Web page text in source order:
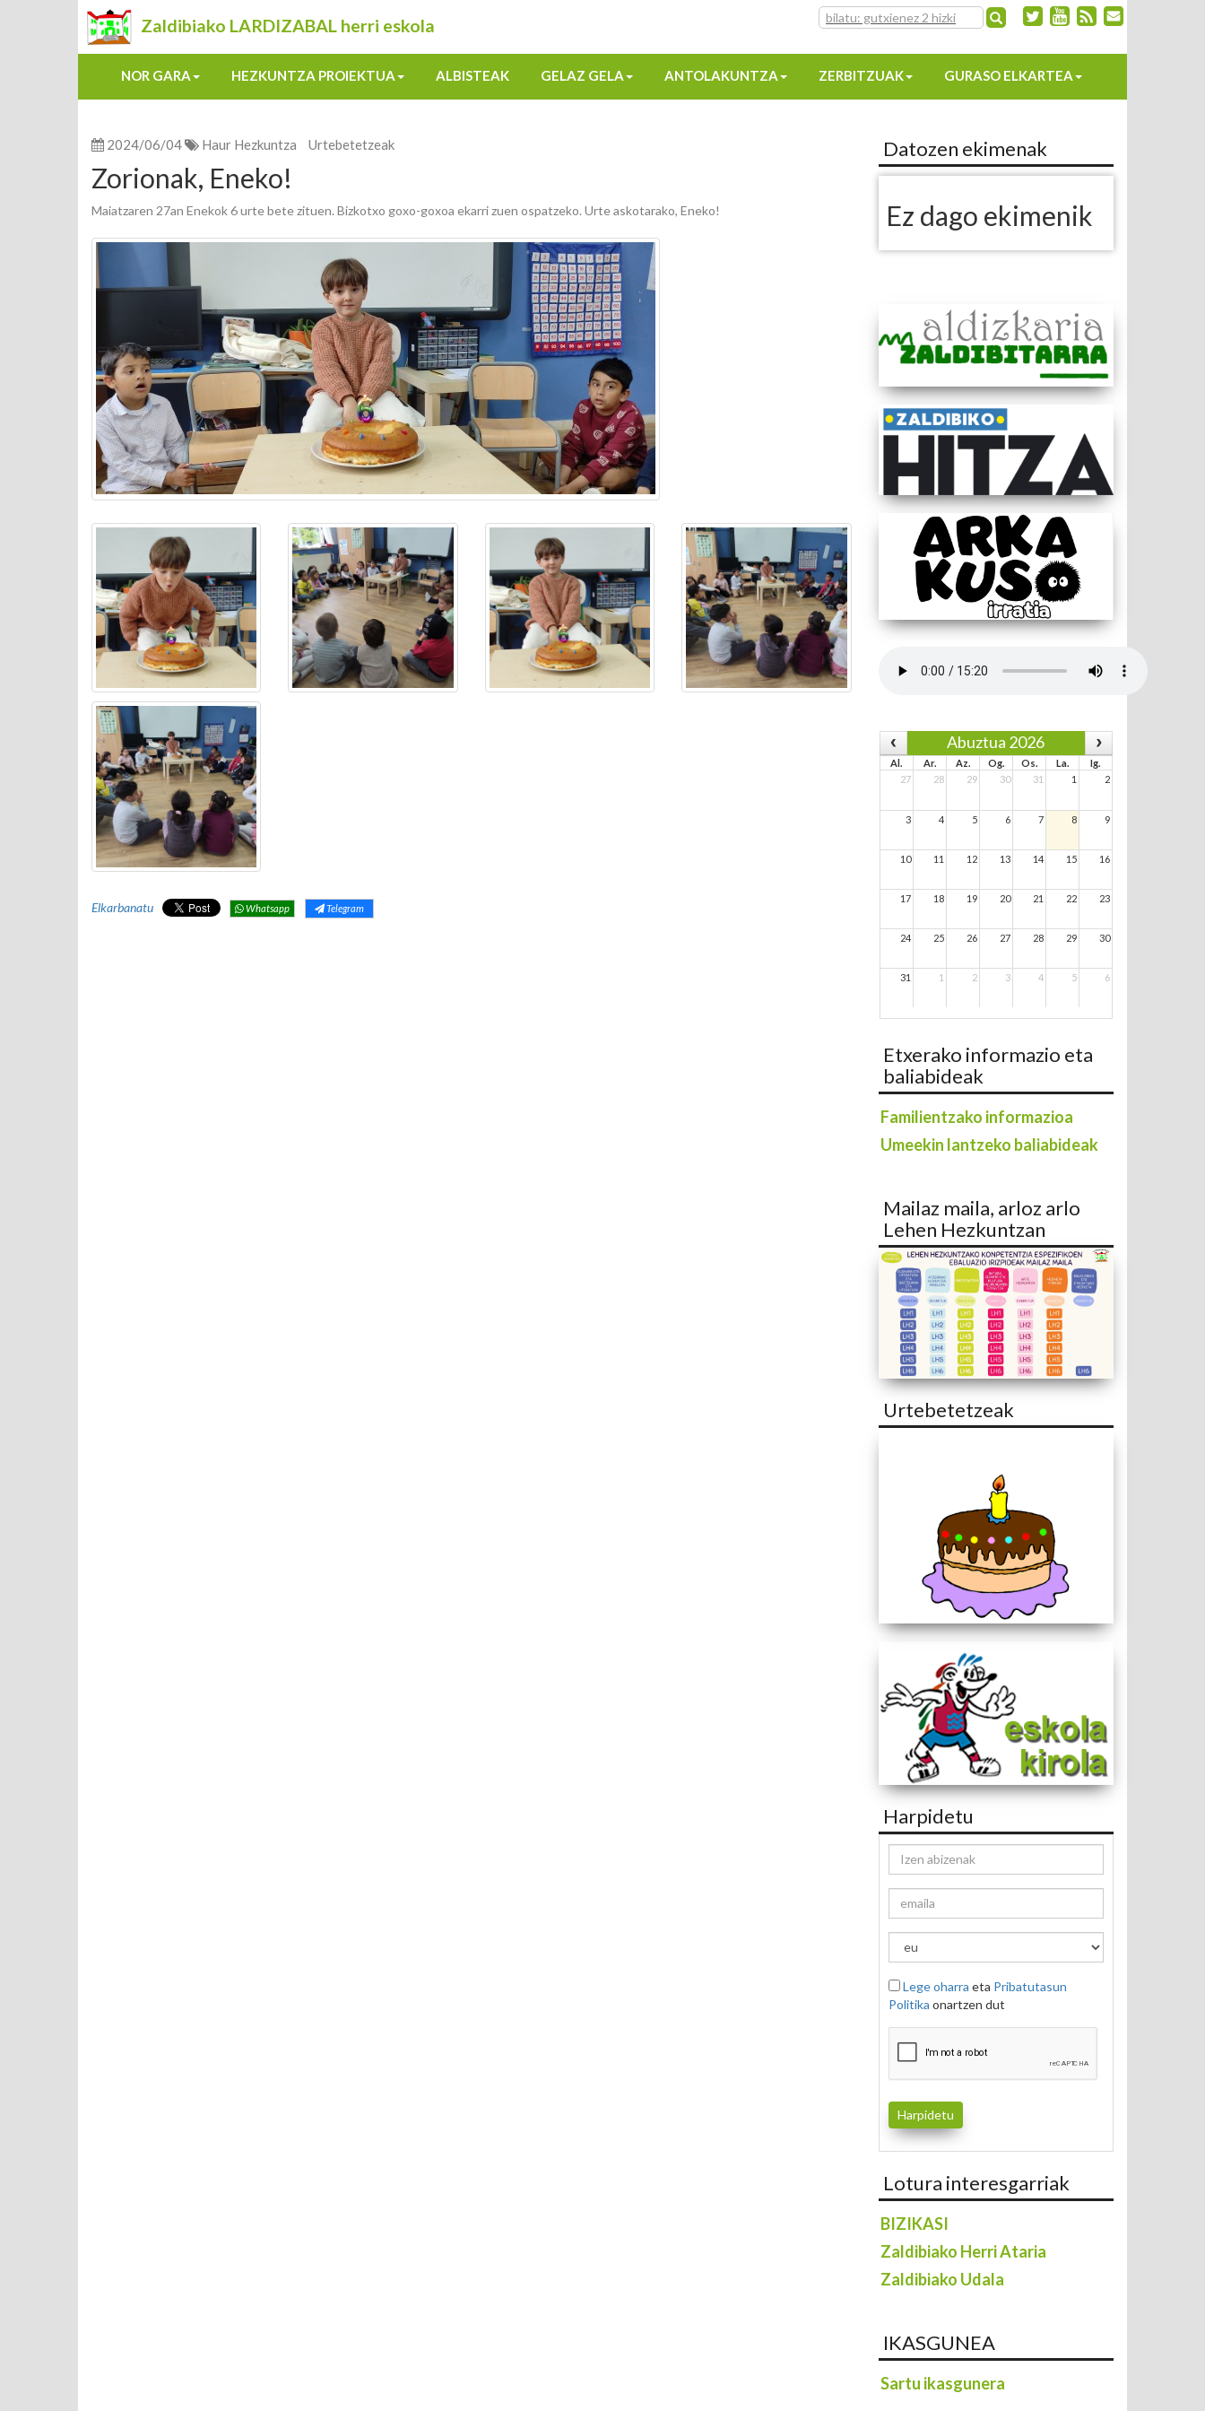
Zaldibiako LARDIZABAL herri eskola
NOR GARA HEZKUNTZA PROIEKTUA ALBISTEAK GELAZ GELA ANTOLAKUNTZA ZERBITZUAK GURASO ELKARTEA
2024/06/04 Haur Hezkuntza Urtebetetzeak
Zorionak, Eneko!
Maiatzaren 27an Enekok 6 urte bete zituen. Bizkotxo goxo-goxoa ekarri zuen ospatzeko. Urte askotarako, Eneko!
Elkarbanatu Whatsapp Telegram
Datozen ekimenak
Ez dago ekimenik
Abuztua 2026
Al. Ar. Az. Og. Os. La.
Ig.
27
28 29 30 31 1 2
3 4 5 6 7 8 9
10 11 12 13 14 15 16
17 18 19 20 21 22 23
24 25 26 27 28 29 30
31 1 2 3 4 5 6
Etxerako informazio eta
baliabideak
Familientzako informazioa
Umeekin lantzeko baliabideak
Mailaz maila, arloz arlo
Lehen Hezkuntzan
Urtebetetzeak
Harpidetu
Lege oharra eta Pribatutasun
Politika onartzen dut
Lotura interesgarriak
BIZIKASI
Zaldibiako Herri Ataria
Zaldibiako Udala
IKASGUNEA
Sartu ikasgunera